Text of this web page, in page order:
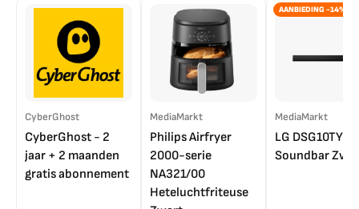
CyberGhost
CyberGhost - 2
jaar + 2 maanden
gratis abonnement
MediaMarkt
Philips Airfryer
2000-serie
NA321/00
Heteluchtfriteuse
AANBIEDING -14%
MediaMarkt
LG DSG10TY
Soundbar